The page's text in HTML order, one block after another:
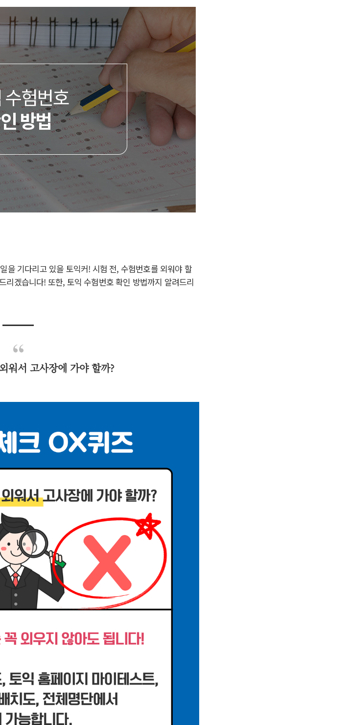
을 기다리고 있을 토익커! 시험 전, 수험번호를 외워야 할
리겠습니다! 또한, 토익 수험번호 확인 방법까지 알려드리
워서 고사장에 가야 할까?